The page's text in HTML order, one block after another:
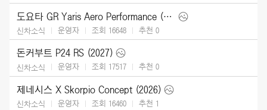
도요타 GR Yaris Aero Performance (2026)
신차소식 운영자 조회 16648 추천 0
돈커부트 P24 RS (2027)
신차소식 운영자 조회 17517 추천 0
제네시스 X Skorpio Concept (2026)
신차소식 운영자 조회 16460 추천 1